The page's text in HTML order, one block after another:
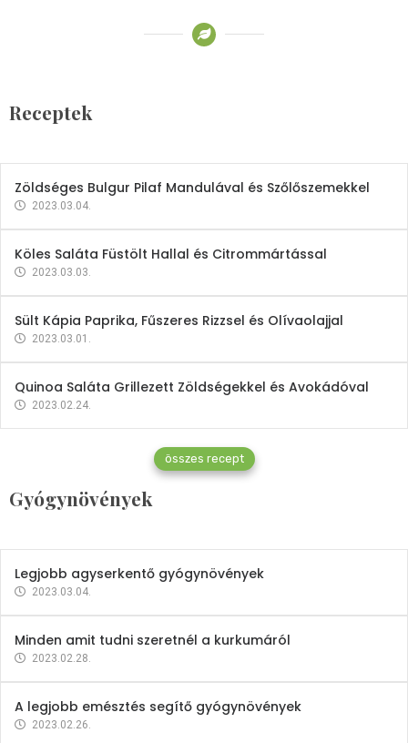
Receptek
2023.03.06.
Zöldséges Bulgur Pilaf Mandulával és Szőlőszemekkel
2023.03.04.
Köles Saláta Füstölt Hallal és Citrommártással
2023.03.03.
Sült Kápia Paprika, Fűszeres Rizzsel és Olívaolajjal
2023.03.01.
Quinoa Saláta Grillezett Zöldségekkel és Avokádóval
2023.02.24.
összes recept
Gyógynövények
Gyógynövények
Mindent a petrezselyemről
2023.12.21.
Legjobb agyserkentő gyógynövények
2023.03.04.
Minden amit tudni szeretnél a kurkumáról
2023.02.28.
A legjobb emésztés segítő gyógynövények
2023.02.26.